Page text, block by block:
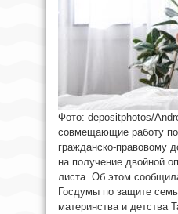
Фото: depositphotos/
совмещающие работу
гражданско-правовому
на получение двойной
листа. Об этом
Госдумы по защите
материнства и детства